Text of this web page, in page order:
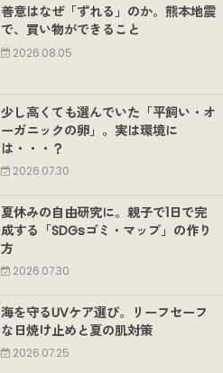
善意はなぜ「ずれる」のか。熊本地震
で、買い物ができること
2026.08.05
少し高くても選んでいた「平飼い・オ
ーガニックの卵」。実は環境に
は・・・？
2026.07.30
夏休みの自由研究に。親子で1日で完
成する「SDGsゴミ・マップ」の作り
方
2026.07.30
海を守るUVケア選び。リーフセーフ
な日焼け止めと夏の肌対策
2026.07.25